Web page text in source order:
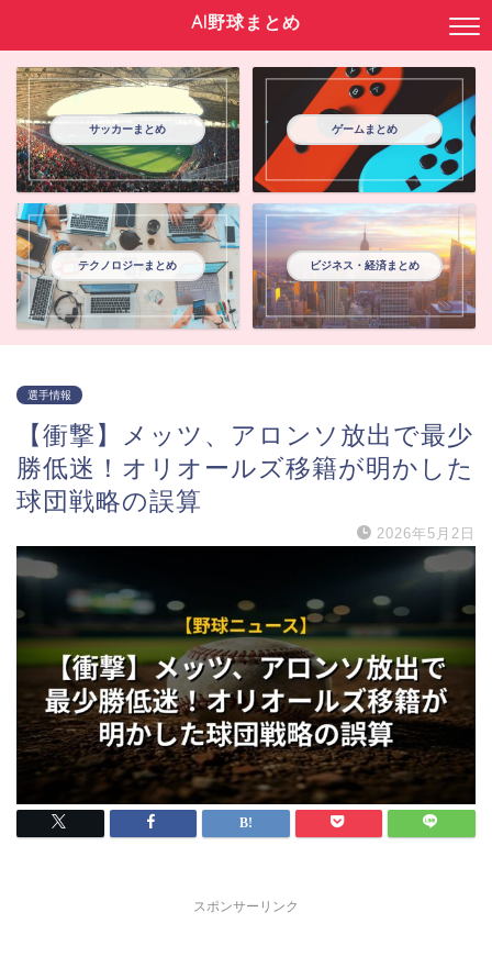
AI野球まとめ
サッカーまとめ ゲームまとめ
テクノロジーまとめ ビジネス・経済まとめ
選手情報
【衝撃】メッツ、アロンソ放出で最少
勝低迷！オリオールズ移籍が明かした
球団戦略の誤算
2026年5月2日
スポンサーリンク